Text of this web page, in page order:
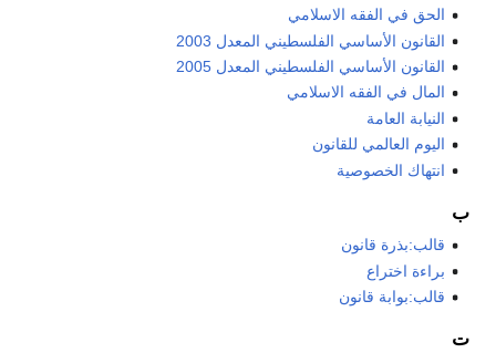
الحق في الفقه الاسلامي
القانون الأساسي الفلسطيني المعدل 2003
القانون الأساسي الفلسطيني المعدل 2005
المال في الفقه الاسلامي
النيابة العامة
اليوم العالمي للقانون
انتهاك الخصوصية
ب
قالب:بذرة قانون
براءة اختراع
قالب:بوابة قانون
ت